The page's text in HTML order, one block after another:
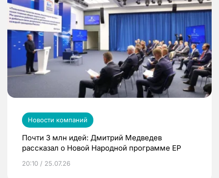
Новости компаний
Почти 3 млн идей: Дмитрий Медведев
рассказал о Новой Народной программе ЕР
20:10 / 25.07.26